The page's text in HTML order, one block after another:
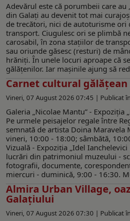
Adevărul este că porumbeii care au
din Galaţi au devenit tot mai
de trecători, nici de autoturisme ori
transport. Ciugulesc ori se plimbă
carosabil, în zona staţiilor de
sau oriunde găsesc (resturi) de
hrăniţi. În unele locuri aproape că
gălăţenilor. Iar maşinile ajung să
Carnet cultural gălăţean
Vineri, 07 August 2026 07:45 | Publicat în
Galeria „Nicolae Mantu” - Expoziţia
Pe urmele peisajelor regale între
semnată de artista Doina Maravela
vineri, 10:00 - 18:00; sâmbătă,
Vizuală - Expoziția „Idel
lucrări din patrimoniul muzeului -
fotografii, documente,
miercuri - duminică, 9:00 - 16:30.
Almira Urban Village,
Galațiului
Vineri, 07 August 2026 07:30 | Publicat în